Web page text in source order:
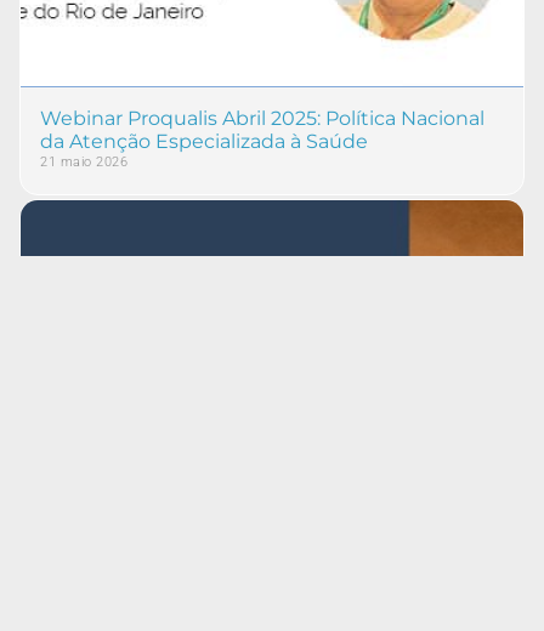
Webinar Proqualis Abril 2025: Política Nacional
da Atenção Especializada à Saúde
21 maio 2026